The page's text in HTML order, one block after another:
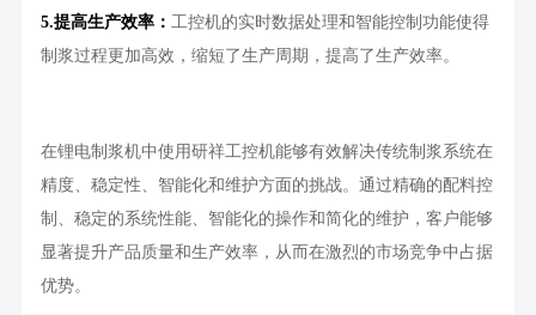
5.提高生产效率： 工控机的实时数据处理和智能控制功能使得
制浆过程更加高效，缩短了生产周期，提高了生产效率。
在锂电制浆机中使用研祥工控机能够有效解决传统制浆系统在
精度、稳定性、智能化和维护方面的挑战。通过精确的配料控
制、稳定的系统性能、智能化的操作和简化的维护，客户能够
显著提升产品质量和生产效率，从而在激烈的市场竞争中占据
优势。